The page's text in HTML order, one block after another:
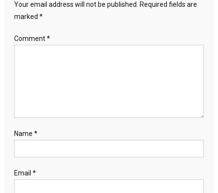
Your email address will not be published.
Required fields are
marked *
Comment*
Name *
Email *